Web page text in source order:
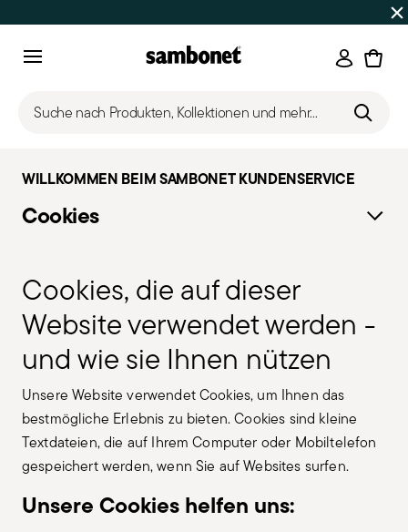
Bis zu 50% Rabatt | Bestellungen 7.–16.
Suche nach Produkten, Kollektionen und mehr...
WILLKOMMEN BEIM SAMBONET KUNDENSERVICE
Cookies
Cookies, die auf dieser
Website verwendet werden -
und wie sie Ihnen nützen
Unsere Website verwendet Cookies, um Ihnen das
bestmögliche Erlebnis zu bieten. Cookies sind kleine
Textdateien, die auf Ihrem Computer oder Mobiltelefon
gespeichert werden, wenn Sie auf Websites surfen.
Unsere Cookies helfen uns: